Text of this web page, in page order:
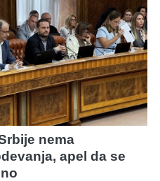
nema
apel da se